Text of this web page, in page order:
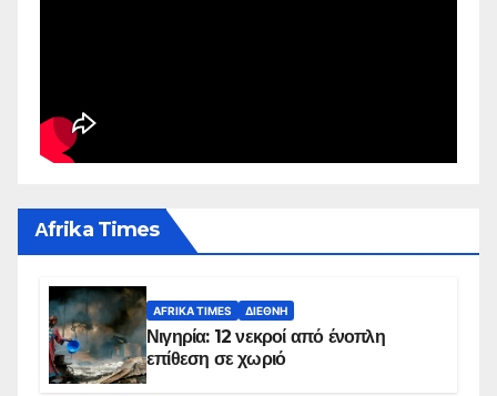
Αfrika Times
AFRIKA TIMES ΔΙΕΘΝΉ
Νιγηρία: 12 νεκροί από ένοπλη
επίθεση σε χωριό